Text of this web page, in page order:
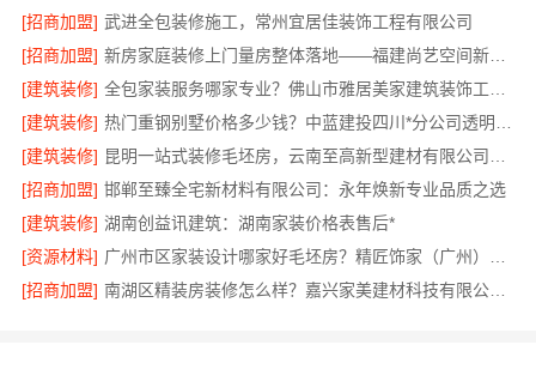
[招商加盟] 武进全包装修施工，常州宜居佳装饰工程有限公司
[招商加盟]
新房家庭装修上门量房整体落地——福建尚艺空间新材料科技有限公司
[建筑装修]
[建筑装修]
[建筑装修]
[招商加盟] 邯郸至臻全宅新材料有限公司：永年焕新专业品质之选
[建筑装修] 湖南创益讯建筑：湖南家装价格表售后*
[资源材料]
[招商加盟]
南湖区精装房装修怎么样？嘉兴家美建材科技有限公司专业解答